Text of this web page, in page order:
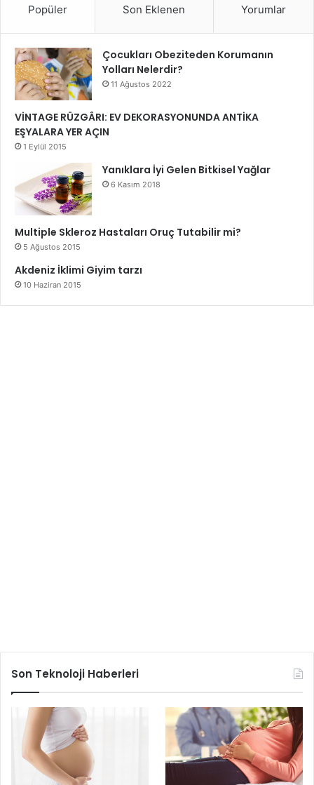
Popüler Son Eklenen Yorumlar
Çocukları Obeziteden Korumanın
Yolları Nelerdir?
11 Ağustos 2022
VİNTAGE RÜZGÂRI: EV DEKORASYONUNDA ANTİKA
EŞYALARA YER AÇIN
1 Eylül 2015
Yanıklara İyi Gelen Bitkisel Yağlar
6 Kasım 2018
Multiple Skleroz Hastaları Oruç Tutabilir mi?
5 Ağustos 2015
Akdeniz İklimi Giyim tarzı
10 Haziran 2015
Son Teknoloji Haberleri